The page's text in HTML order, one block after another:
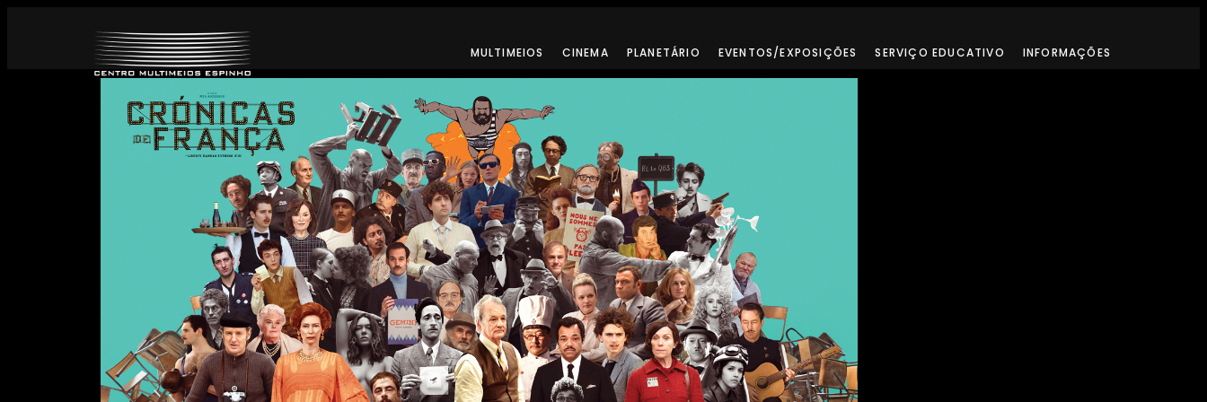
MULTIMEIOS CINEMA PLANETÁRIO EVENTOS/EXPOSIÇÕES SERVIÇO EDUCATIVO INFORMAÇÕES